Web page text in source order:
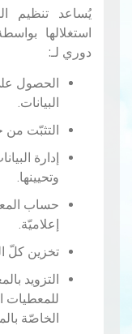
يُساعد تنظيم
استغلالها
دوري لـ:
الحصول
البيانات.
التثبّت
إدارة
وتحيينها.
حساب
إعلاميّة.
تخزين كلّ
التزويد
للمعطيات
الخاصّة